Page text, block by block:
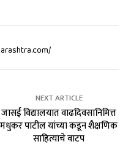
NEXT ARTICLE
जासई विद्यालयात वाढदिवसानिमित्त
मधुकर पाटील यांच्या कडून शैक्षणिक
साहित्याचे वाटप